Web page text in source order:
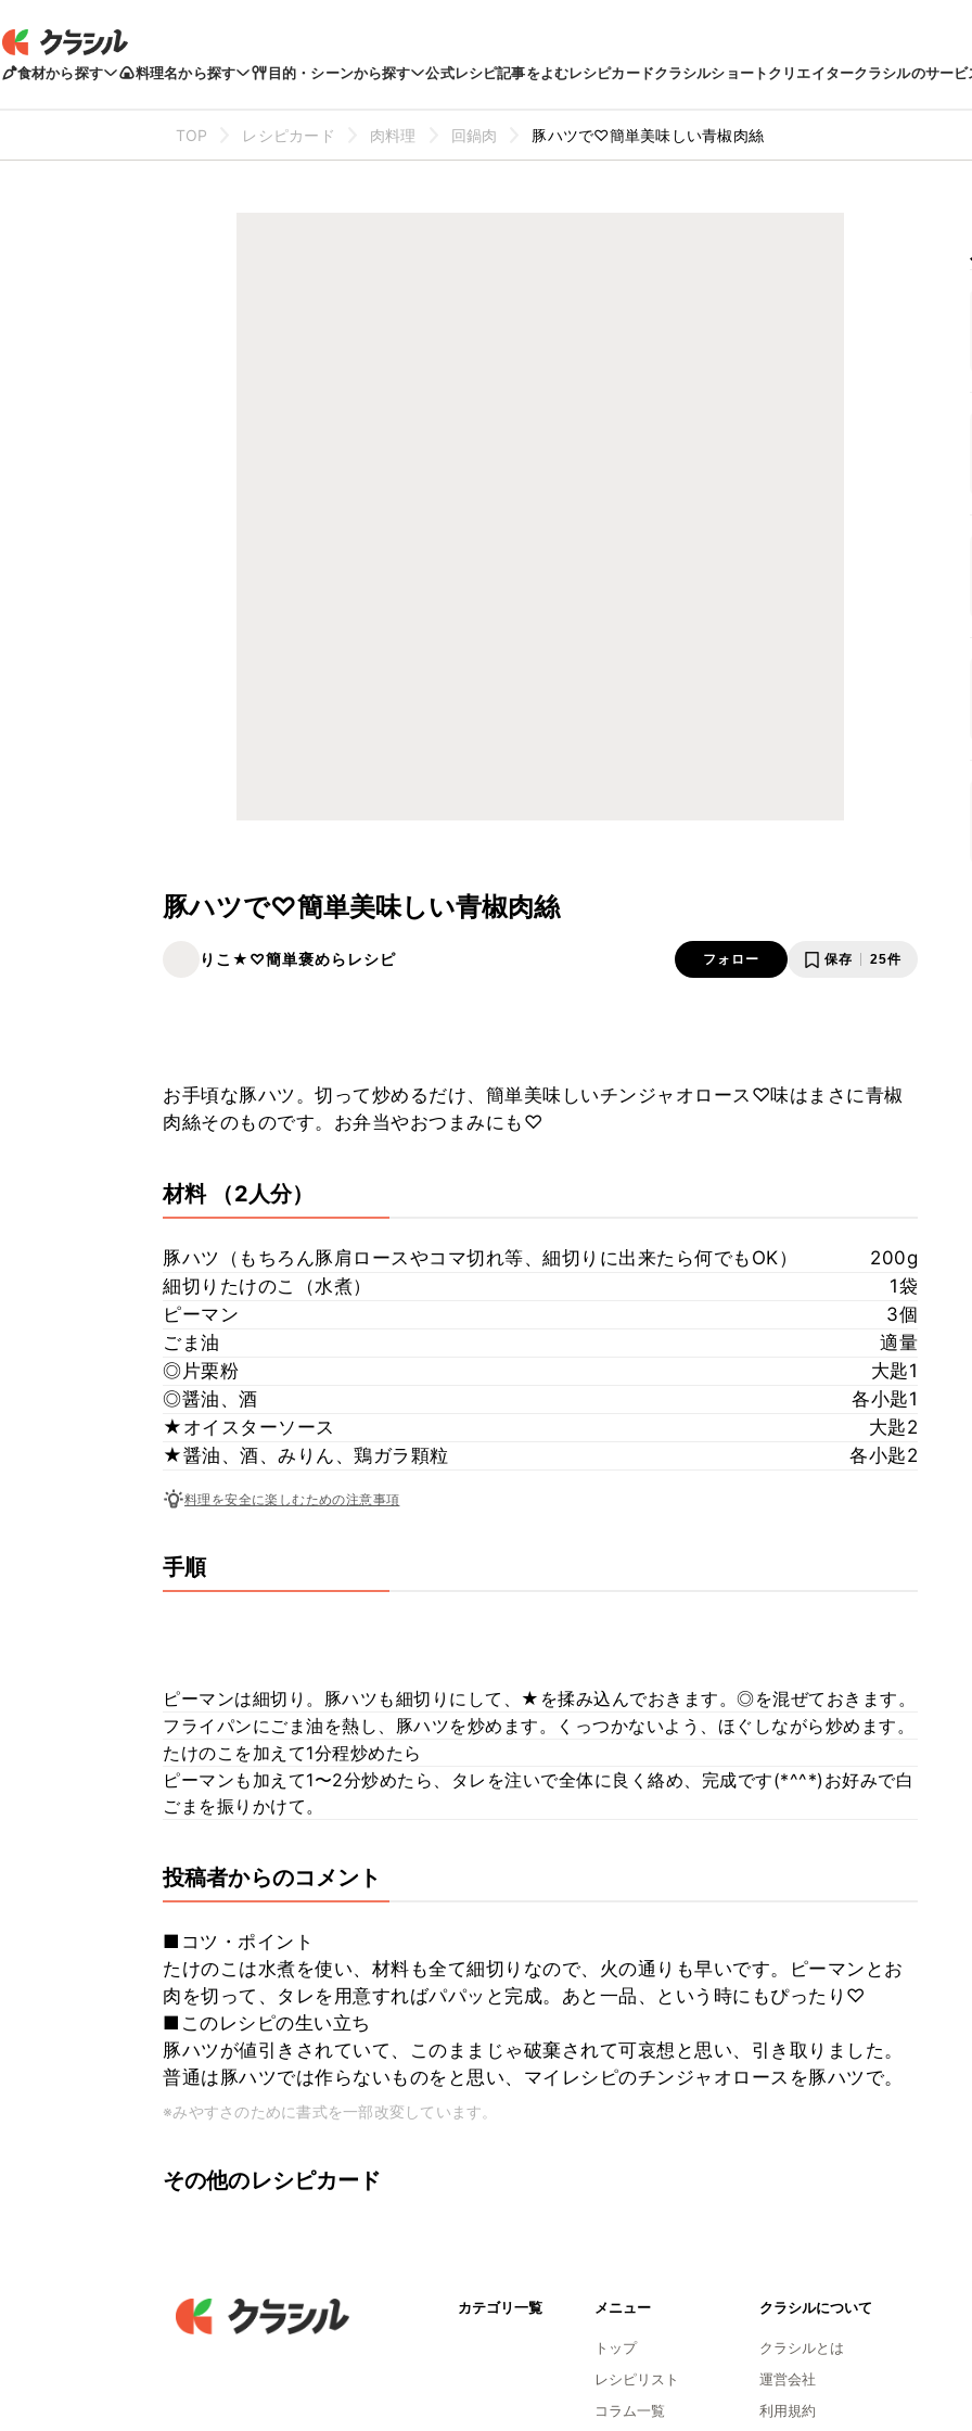
食材から探す 料理名から探す 目的・シーンから探す 公式レシピ記事をよむレシピカードクラシルショートクリエイタークラシルのサービ
TOP レシピカード 肉料理 回鍋肉 豚ハツで♡簡単美味しい青椒肉絲
豚ハツで♡簡単美味しい青椒肉絲
りこ★♡簡単褒めらレシピ フォロー 保存 25件
お手頃な豚ハツ。切って炒めるだけ、簡単美味しいチンジャオロース♡味はまさに青椒
肉絲そのものです。お弁当やおつまみにも♡
材料 （2人分）
豚ハツ（もちろん豚肩ロースやコマ切れ等、細切りに出来たら何でもOK）
200g
細切りたけのこ（水煮）
1袋
ピーマン
3個
ごま油
適量
◎片栗粉
大匙1
◎醤油、酒
各小匙1
★オイスターソース
大匙2
★醤油、酒、みりん、鶏ガラ顆粒
各小匙2
料理を安全に楽しむための注意事項
手順
ピーマンは細切り。豚ハツも細切りにして、★を揉み込んでおきます。◎を混ぜておきます。
フライパンにごま油を熱し、豚ハツを炒めます。くっつかないよう、ほぐしながら炒めます。
たけのこを加えて1分程炒めたら
ピーマンも加えて1〜2分炒めたら、タレを注いで全体に良く絡め、完成です(*^^*)お好みで白
ごまを振りかけて。
投稿者からのコメント
■コツ・ポイント
たけのこは水煮を使い、材料も全て細切りなので、火の通りも早いです。ピーマンとお
肉を切って、タレを用意すればパパッと完成。あと一品、という時にもぴったり♡
■このレシピの生い立ち
豚ハツが値引きされていて、このままじゃ破棄されて可哀想と思い、引き取りました。
普通は豚ハツでは作らないものをと思い、マイレシピのチンジャオロースを豚ハツで。
※みやすさのために書式を一部改変しています。
その他のレシピカード
カテゴリ一覧 メニュー
トップ
レシピリスト
コラム一覧
クラシルについて
クラシルとは
運営会社
利用規約